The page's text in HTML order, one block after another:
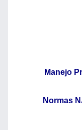
Manejo
Normas